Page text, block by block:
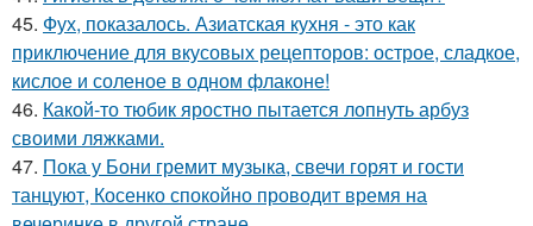
45. Фух, показалось. Азиатская кухня - это как
приключение для вкусовых рецепторов: острое, сладкое,
кислое и соленое в одном флаконе!
46. Какой-то тюбик яростно пытается лопнуть арбуз
своими ляжками.
47. Пока у Бони гремит музыка, свечи горят и гости
танцуют, Косенко спокойно проводит время на